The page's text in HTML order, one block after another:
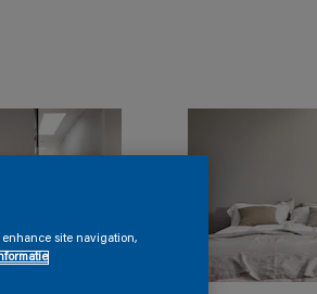
enhance site navigation,